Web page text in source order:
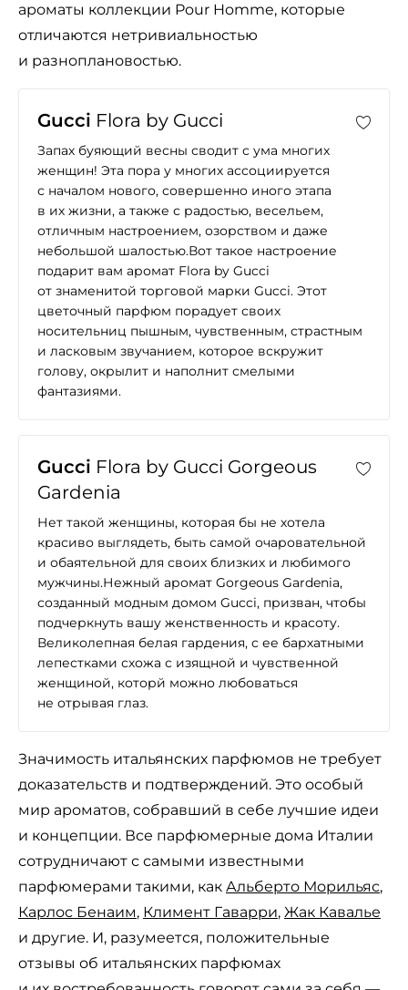
ароматы коллекции Pour Homme, которые
отличаются нетривиальностью
и разноплановостью.
Gucci Flora by Gucci
Запах буяющий весны сводит с ума многих
женщин! Эта пора у многих ассоциируется
с началом нового, совершенно иного этапа
в их жизни, а также с радостью, весельем,
отличным настроением, озорством и даже
небольшой шалостью.Вот такое настроение
подарит вам аромат Flora by Gucci
от знаменитой торговой марки Gucci. Этот
цветочный парфюм порадует своих
носительниц пышным, чувственным, страстным
и ласковым звучанием, которое вскружит
голову, окрылит и наполнит смелыми
фантазиями.
Gucci Flora by Gucci Gorgeous
Gardenia
Нет такой женщины, которая бы не хотела
красиво выглядеть, быть самой очаровательной
и обаятельной для своих близких и любимого
мужчины.Нежный аромат Gorgeous Gardenia,
созданный модным домом Gucci, призван, чтобы
подчеркнуть вашу женственность и красоту.
Великолепная белая гардения, с ее бархатными
лепестками схожа с изящной и чувственной
женщиной, которй можно любоваться
не отрывая глаз.
Значимость итальянских парфюмов не требует
доказательств и подтверждений. Это особый
мир ароматов, собравший в себе лучшие идеи
и концепции. Все парфюмерные дома Италии
сотрудничают с самыми известными
парфюмерами такими, как Альберто Морильяс,
Карлос Бенаим, Климент Гаварри, Жак Кавалье
и другие. И, разумеется, положительные
отзывы об итальянских парфюмах